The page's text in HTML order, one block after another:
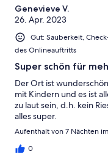
Genevieve V.
26. Apr. 2023
Gut: Sauberkeit,
des Onlineauftritts
Super schön für
Der Ort ist
mit Kindern und es ist
zu laut sein, d.h. kein
alles super.
Aufenthalt von 7 Nächten
0